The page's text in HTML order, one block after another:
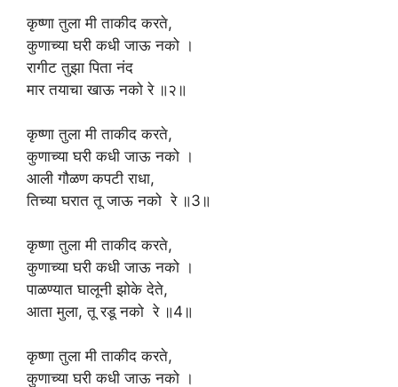
कृष्णा तुला मी ताकीद करते,
कुणाच्या घरी कधी जाऊ नको ।
रागीट तुझा पिता नंद
मार तयाचा खाऊ नको रे ॥२॥
कृष्णा तुला मी ताकीद करते,
कुणाच्या घरी कधी जाऊ नको ।
आली गौळण कपटी राधा,
तिच्या घरात तू जाऊ नको रे ॥3॥
कृष्णा तुला मी ताकीद करते,
कुणाच्या घरी कधी जाऊ नको ।
पाळण्यात घालूनी झोके देते,
आता मुला, तू रडू नको रे ॥4॥
कृष्णा तुला मी ताकीद करते,
कुणाच्या घरी कधी जाऊ नको ।